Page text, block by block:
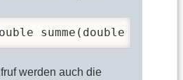
summe(double
werden auch die